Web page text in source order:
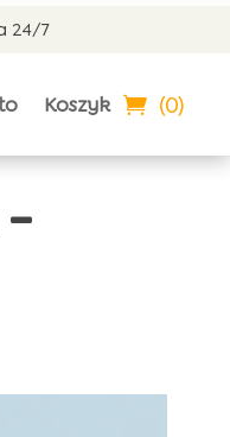
24/7
Koszyk (0)